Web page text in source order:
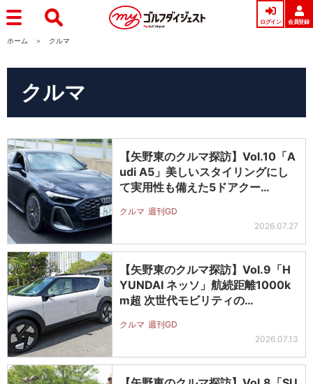
ログイン 会員登録
ホーム クルマ
クルマ
【矢野東のクルマ探訪】Vol.10「A
udi A5」美しいスタイリングにし
て実用性も備えた5ドアクー…
クルマ 週刊GD
2026.07.27
【矢野東のクルマ探訪】Vol.9「H
YUNDAI ネッソ」航続距離1000k
m超 次世代モビリティの…
クルマ 週刊GD
2026.07.13